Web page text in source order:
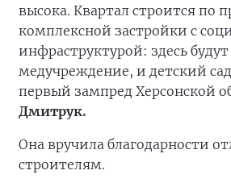
высока. Квартал строится по
комплексной застройки с
инфраструктурой: здесь
медучреждение, и детский
первый зампред Херсонской
Дмитрук.
Она вручила благодарности
строителям.